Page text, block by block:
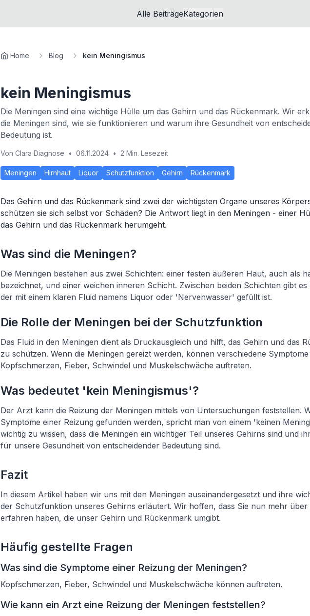
Alle BeiträgeKategorien
Home Blog kein Meningismus
kein Meningismus
Die Meningen sind eine wichtige Hülle um das Gehirn und das Rückenmark. Wir
die Meningen sind, wie sie funktionieren und warum ihre Gesundheit von
Bedeutung ist.
Von Clara Diagnose • 06.11.2024 • 2 Min. Lesezeit
Meningen Hirnhaut Liquor Schutzfunktion Gehirn Rückenmark
Das Gehirn und das Rückenmark sind zwei der wichtigsten Organe unseres
schützen sie sich selbst vor Schäden? Die Antwort liegt in den Meningen - einer
das Gehirn und das Rückenmark herumgeht.
Was sind die Meningen?
Die Meningen bestehen aus zwei Schichten: einer festen äußeren Haut, auch als
bezeichnet, und einer weichen inneren Schicht. Zwischen beiden Schichten gibt es
der mit einem klaren Fluid namens Liquor oder 'Nervenwasser' gefüllt ist.
Die Rolle der Meningen bei der Schutzfunktion
Das Fluid in den Meningen dient als Druckausgleich und hilft, das Gehirn und das
zu schützen. Wenn die Meningen gereizt werden, können verschiedene Symptome
Kopfschmerzen, Fieber, Schwindel und Muskelschwäche auftreten.
Was bedeutet 'kein Meningismus'?
Der Arzt kann die Reizung der Meningen mittels von Untersuchungen feststellen.
Symptome einer Reizung gefunden werden, spricht man von einem 'keinen
wichtig zu wissen, dass die Meningen ein wichtiger Teil unseres Gehirns sind und
für unsere Gesundheit von entscheidender Bedeutung sind.
Fazit
In diesem Artikel haben wir uns mit den Meningen auseinandergesetzt und ihre
der Schutzfunktion unseres Gehirns erläutert. Wir hoffen, dass Sie nun mehr über
erfahren haben, die unser Gehirn und Rückenmark umgibt.
Häufig gestellte Fragen
Was sind die Symptome einer Reizung der Meningen?
Kopfschmerzen, Fieber, Schwindel und Muskelschwäche können auftreten.
Wie kann ein Arzt eine Reizung der Meningen feststellen?